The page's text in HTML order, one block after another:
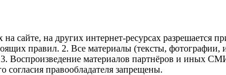
сайте, на других интернет-ресурсах разрешается
правил. 2. Все материалы (тексты, фотографии,
3. Воспроизведение материалов партнёров и иных
правообладателя запрещены.